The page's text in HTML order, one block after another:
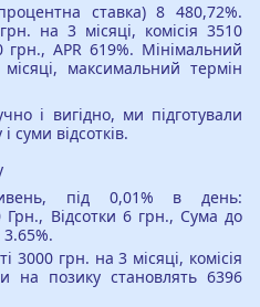
ставка) 8 480,72%.
на 3 місяці, комісія 3510
грн., APR 619%. Мінімальний
максимальний термін
і вигідно, ми підготували
суми відсотків.
під 0,01% в день:
Грн., Відсотки 6 грн., Сума до
3000 грн. на 3 місяці, комісія
на позику становлять 6396